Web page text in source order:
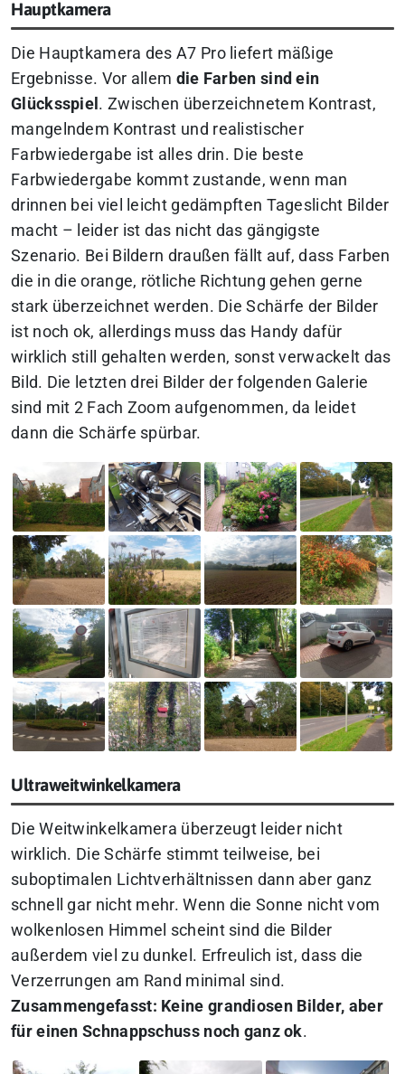
Hauptkamera
Die Hauptkamera des A7 Pro liefert mäßige
Ergebnisse. Vor allem die Farben sind ein
Glücksspiel . Zwischen überzeichnetem Kontrast,
mangelndem Kontrast und realistischer
Farbwiedergabe ist alles drin. Die beste
Farbwiedergabe kommt zustande, wenn man
drinnen bei viel leicht gedämpften Tageslicht Bilder
macht – leider ist das nicht das gängigste
Szenario. Bei Bildern draußen fällt auf, dass Farben
die in die orange, rötliche Richtung gehen gerne
stark überzeichnet werden. Die Schärfe der Bilder
ist noch ok, allerdings muss das Handy dafür
wirklich still gehalten werden, sonst verwackelt das
Bild. Die letzten drei Bilder der folgenden Galerie
sind mit 2 Fach Zoom aufgenommen, da leidet
dann die Schärfe spürbar.
Ultraweitwinkelkamera
Die Weitwinkelkamera überzeugt leider nicht
wirklich. Die Schärfe stimmt teilweise, bei
suboptimalen Lichtverhältnissen dann aber ganz
schnell gar nicht mehr. Wenn die Sonne nicht vom
wolkenlosen Himmel scheint sind die Bilder
außerdem viel zu dunkel. Erfreulich ist, dass die
Verzerrungen am Rand minimal sind.
Zusammengefasst: Keine grandiosen Bilder, aber
für einen Schnappschuss noch ganz ok.